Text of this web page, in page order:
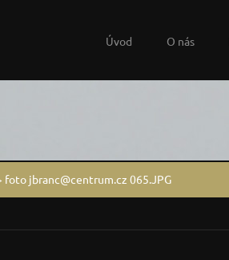
Úvod O nás
foto jbranc@centrum.cz 065.JPG